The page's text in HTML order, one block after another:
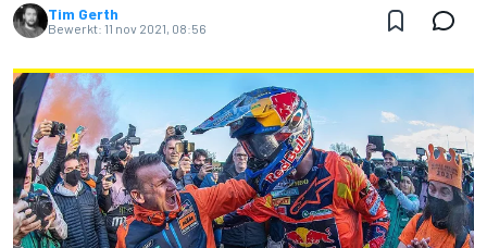
Tim Gerth
Bewerkt: 11 nov 2021, 08:56